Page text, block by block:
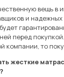
вещь в
и
перед
компании, то
жесткие